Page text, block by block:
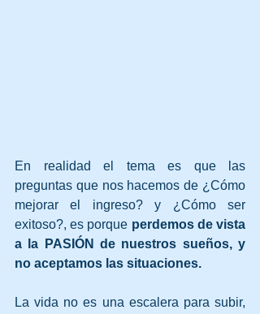
En realidad el tema es que las
preguntas que nos hacemos de ¿Cómo
mejorar el ingreso? y ¿Cómo ser
exitoso?, es porque perdemos de vista
a la PASIÓN de nuestros sueños, y
no aceptamos las situaciones.
La vida no es una escalera para subir,